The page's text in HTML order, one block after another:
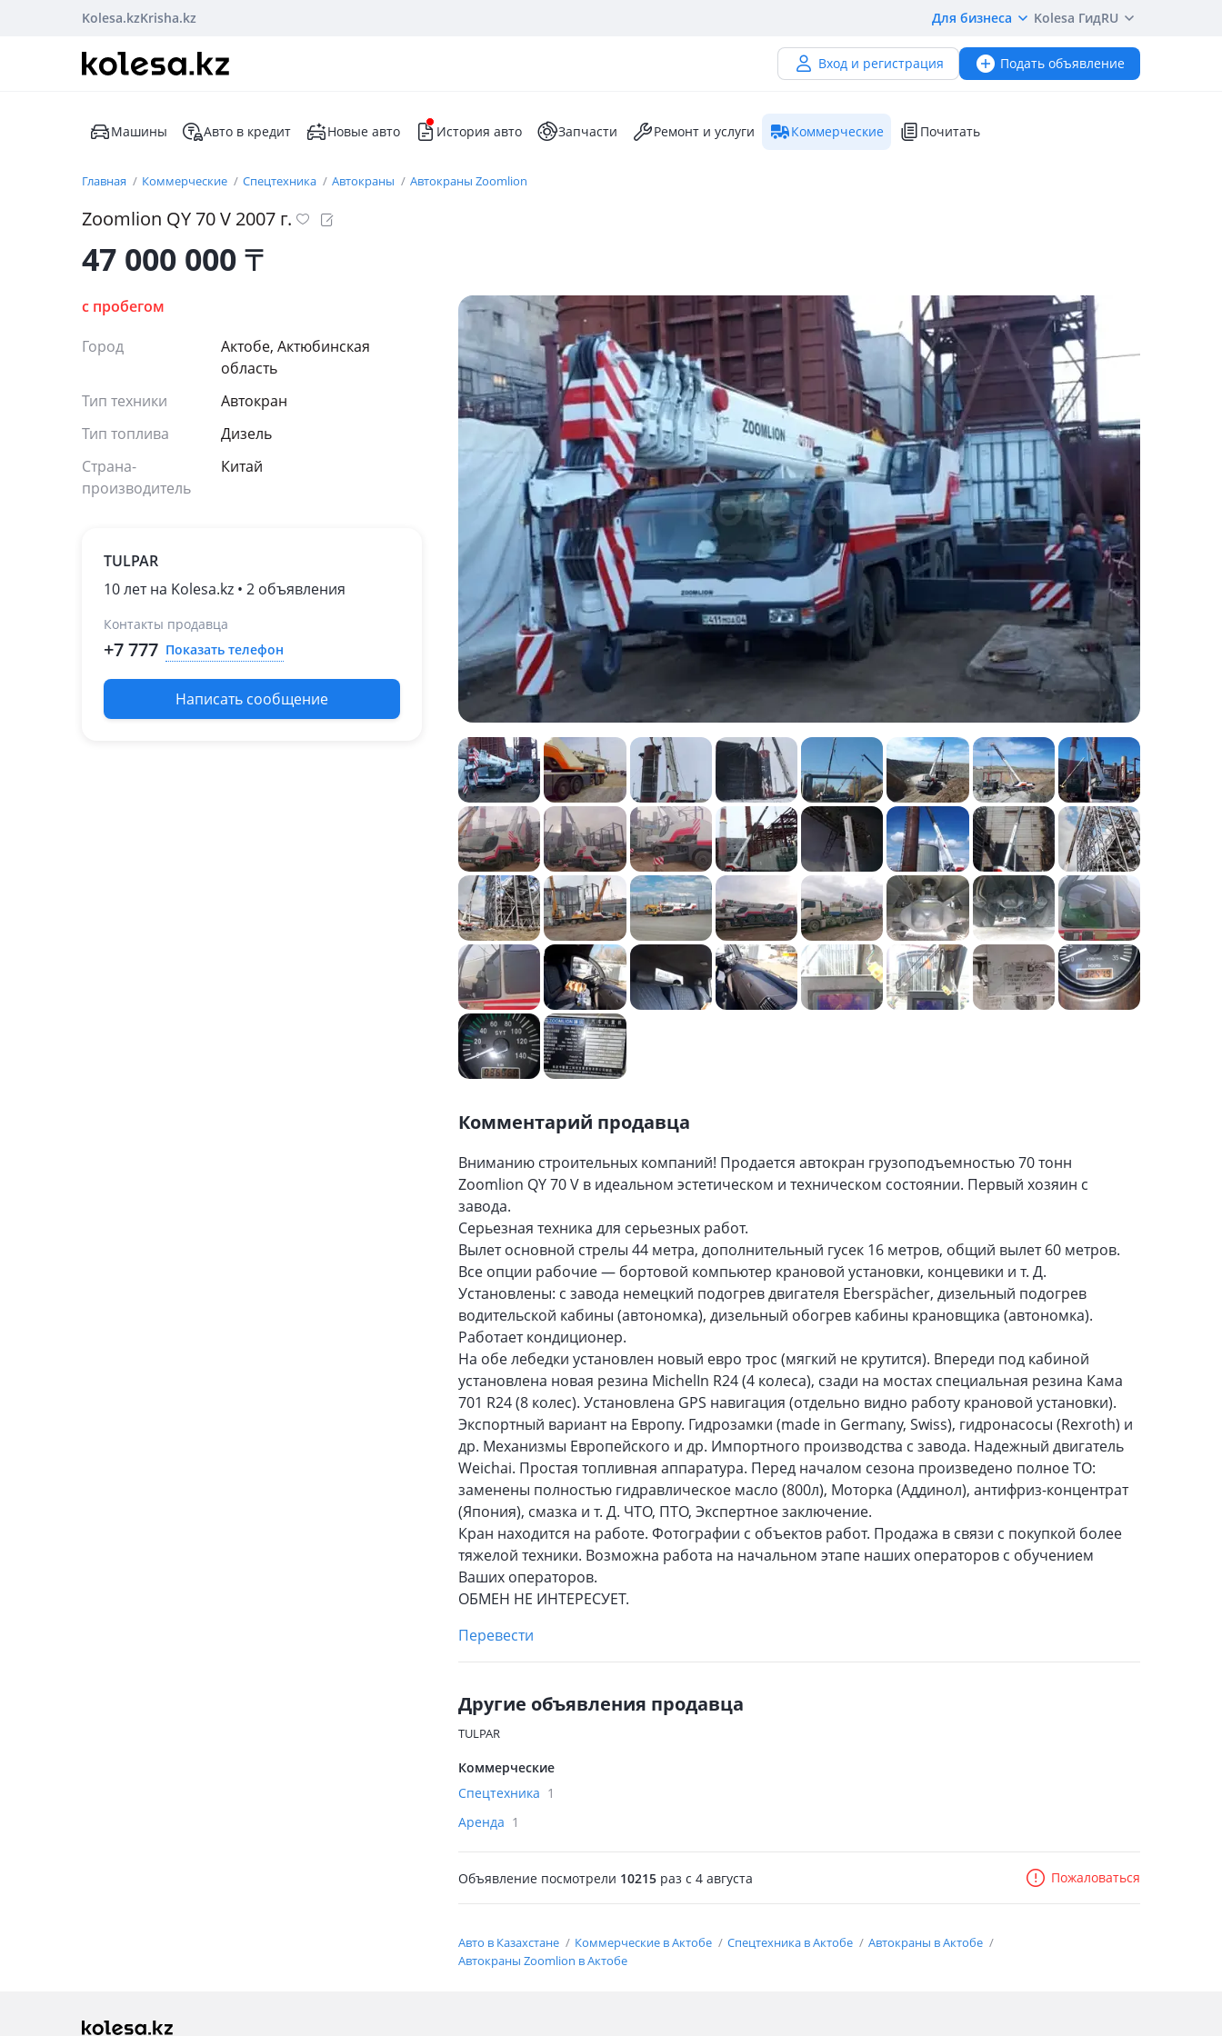
Kolesa.kzKrisha.kz Для бизнеса Kolesa ГидRU
Вход и регистрация Подать объявление
Машины Авто в кредит Новые авто История авто Запчасти Ремонт и услуги Коммерческие Почитать
Главная Коммерческие Спецтехника Автокраны Автокраны Zoomlion
Zoomlion QY 70 V 2007 г.
47 000 000₸
с пробегом
Город
Актобе, Актюбинская
область
Тип техники
Автокран
Тип топлива
Дизель
Страна-
производитель
Китай
TULPAR
10 лет на Kolesa.kz • 2 объявления
Контакты продавца
+7 777 Показать телефон
Написать сообщение
Комментарий продавца
Вниманию строительных компаний! Продается автокран грузоподъемностью 70 тонн
Zoomlion QY 70 V в идеальном эстетическом и техническом состоянии. Первый хозяин с
завода.
Серьезная техника для серьезных работ.
Вылет основной стрелы 44 метра, дополнительный гусек 16 метров, общий вылет 60 метров.
Все опции рабочие — бортовой компьютер крановой установки, концевики и т. Д.
Установлены: с завода немецкий подогрев двигателя Eberspächer, дизельный подогрев
водительской кабины (автономка), дизельный обогрев кабины крановщика (автономка).
Работает кондиционер.
На обе лебедки установлен новый евро трос (мягкий не крутится). Впереди под кабиной
установлена новая резина MichelIn R24 (4 колеса), сзади на мостах специальная резина Кама
701 R24 (8 колес). Установлена GPS навигация (отдельно видно работу крановой установки).
Экспортный вариант на Европу. Гидрозамки (made in Germany, Swiss), гидронасосы (Rexroth) и
др. Механизмы Европейского и др. Импортного производства с завода. Надежный двигатель
Weichai. Простая топливная аппаратура. Перед началом сезона произведено полное ТО:
заменены полностью гидравлическое масло (800л), Моторка (Аддинол), антифриз-концентрат
(Япония), смазка и т. Д. ЧТО, ПТО, Экспертное заключение.
Кран находится на работе. Фотографии с объектов работ. Продажа в связи с покупкой более
тяжелой техники. Возможна работа на начальном этапе наших операторов с обучением
Ваших операторов.
ОБМЕН НЕ ИНТЕРЕСУЕТ.
Перевести
Другие объявления продавца
TULPAR
Коммерческие
Спецтехника 1
Аренда 1
Объявление посмотрели 10215 раз c 4 августа Пожаловаться
Авто в Казахстане Коммерческие в Актобе Спецтехника в Актобе
Автокраны в Актобе
Автокраны Zoomlion в Актобе